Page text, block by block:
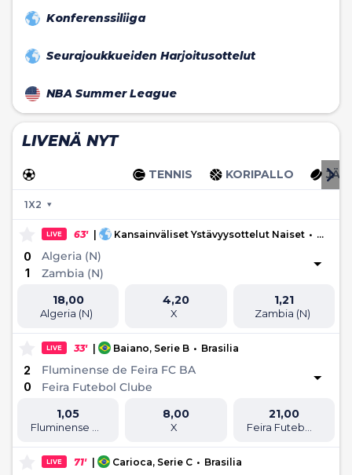
Konferenssiliiga
Seurajoukkueiden Harjoitusottelut
NBA Summer League
LIVENÄ NYT
TENNIS KORIPALLO
1X2
LIVE 63' Kansainväliset Ystävyysottelut Naiset •
0
1
Algeria (N)
Zambia (N)
Algeria (N)
18,00
X
4,20
Zambia (N)
1,21
LIVE 33' Baiano, Serie B • Brasilia
2
0
Fluminense de Feira FC BA
Feira Futebol Clube
1,05
X
8,00 21,00
LIVE 71' | Carioca, Serie C • Brasilia